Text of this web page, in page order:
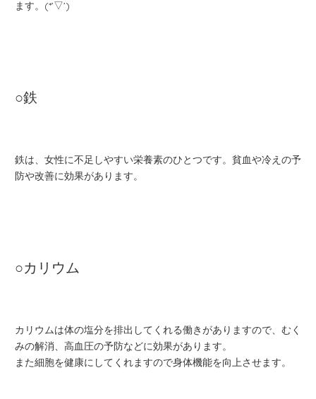
ます。(*’▽’)
○鉄
鉄は、女性に不足しやすい栄養素のひとつです。貧血や冷えの予
防や改善に効果があります。
○カリウム
カリウムは体の塩分を排出してくれる働きがありますので、むく
みの解消、高血圧の予防などに効果があります。
また細胞を健康にしてくれますので身体機能を向上させます。